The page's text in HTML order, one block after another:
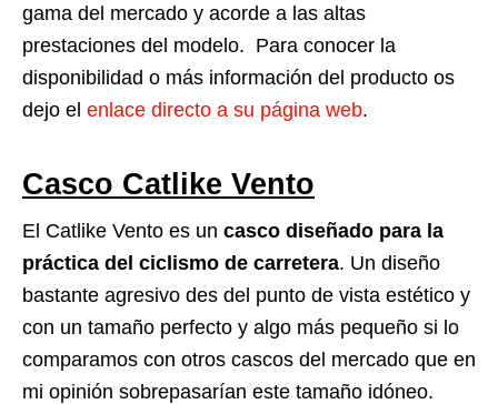
gama del mercado y acorde a las altas
prestaciones del modelo. Para conocer la
disponibilidad o más información del producto os
dejo el enlace directo a su página web.
Casco Catlike Vento
El Catlike Vento es un casco diseñado para la
práctica del ciclismo de carretera. Un diseño
bastante agresivo des del punto de vista estético y
con un tamaño perfecto y algo más pequeño si lo
comparamos con otros cascos del mercado que en
mi opinión sobrepasarían este tamaño idóneo.